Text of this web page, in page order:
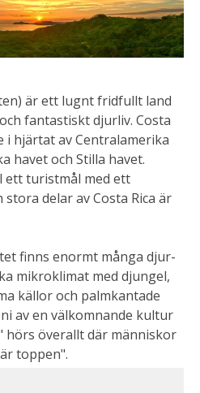
är ett lugnt fridfullt land
fantastiskt djurliv. Costa
i hjärtat av Centralamerika
havet och Stilla havet.
ett turistmål med ett
delar av Costa Rica är
finns enormt många djur-
mikroklimat med djungel,
källor och palmkantade
av en välkomnande kultur
hörs överallt där människor
toppen".